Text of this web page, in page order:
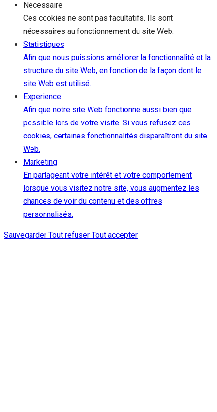
Nécessaire
Ces cookies ne sont pas facultatifs. Ils sont
nécessaires au fonctionnement du site Web.
Statistiques
Afin que nous puissions améliorer la fonctionnalité et la
structure du site Web, en fonction de la façon dont le
site Web est utilisé.
Experience
Afin que notre site Web fonctionne aussi bien que
possible lors de votre visite. Si vous refusez ces
cookies, certaines fonctionnalités disparaîtront du site
Web.
Marketing
En partageant votre intérêt et votre comportement
lorsque vous visitez notre site, vous augmentez les
chances de voir du contenu et des offres
personnalisés.
Sauvegarder Tout refuser Tout accepter